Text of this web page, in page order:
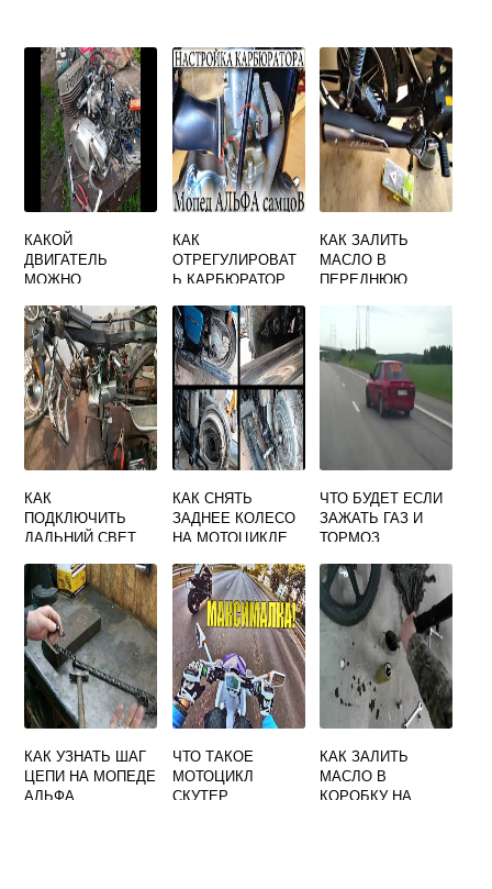
КАКОЙ
ДВИГАТЕЛЬ
МОЖНО
МОТОЦИКЛ ИЖ
КАК
ОТРЕГУЛИРОВАТ
Ь КАРБЮРАТОР
РЕЙСЕР 110
КУБОВ
КАК ЗАЛИТЬ
МАСЛО В
ПЕРЕДНЮЮ
ДЕЛЬТА
КАК
ПОДКЛЮЧИТЬ
ДАЛЬНИЙ СВЕТ
АЛЬФА
КАК СНЯТЬ
ЗАДНЕЕ КОЛЕСО
НА МОТОЦИКЛЕ
ЧТО БУДЕТ ЕСЛИ
ЗАЖАТЬ ГАЗ И
ТОРМОЗ
НА МОТОЦИКЛЕ
КАК УЗНАТЬ ШАГ
ЦЕПИ НА МОПЕДЕ
АЛЬФА
ЧТО ТАКОЕ
МОТОЦИКЛ
СКУТЕР
КАК ЗАЛИТЬ
МАСЛО В
КОРОБКУ НА